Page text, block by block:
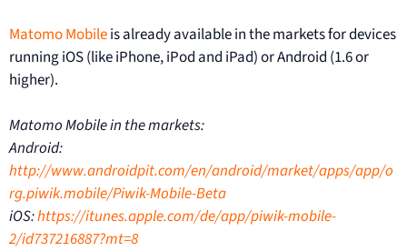
Matomo Mobileis already available in the markets for devices
running iOS (like iPhone, iPod and iPad) or Android (1.6 or
higher).
Matomo Mobile in the markets:
Android:
http://www.androidpit.com/en/android/market/apps/app/o
rg.piwik.mobile/Piwik-Mobile-Beta
iOS:https://itunes.apple.com/de/app/piwik-mobile-
2/id737216887?mt=8